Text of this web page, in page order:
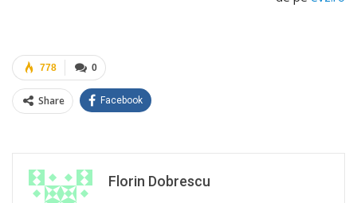
0
778
Share Facebook
Florin Dobrescu